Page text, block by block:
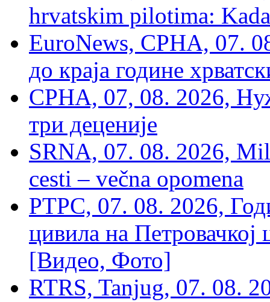
hrvatskim pilotima:
EuroNews, СРНА, 07.
до краја године
СРНА, 07, 08. 2026,
три деценије
SRNA, 07. 08. 2026,
cesti – večna opomena
РТРС, 07. 08. 2026,
цивила на Петровачкој
[Видео, Фото]
RTRS, Tanjug, 07. 08.